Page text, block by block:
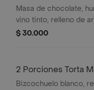
Nk
Masa de chocolate,
vino tinto, relleno de
nueces molidas, sin
refrigerada; su
ser de forma
$ 30.000
2 Porciones Torta
Bizcochuelo blanco,